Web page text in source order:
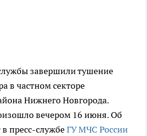
завершили тушение
в частном секторе
Нижнего Новгорода.
вечером 16 июня. Об
пресс-службеГУ МЧС России